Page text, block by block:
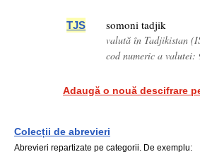
TJS somoni tadjik
valută în Tadjikistan
cod numeric a valutei:
Adaugă o nouă descifrare
Colecții de abrevieri
Abrevieri repartizate pe categorii. De exemplu: